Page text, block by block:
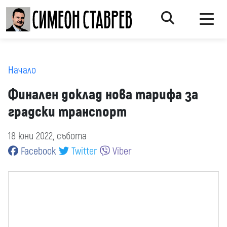
Начало
Финален доклад нова тарифа за
градски транспорт
18 юни 2022, събота
Facebook
Twitter Viber